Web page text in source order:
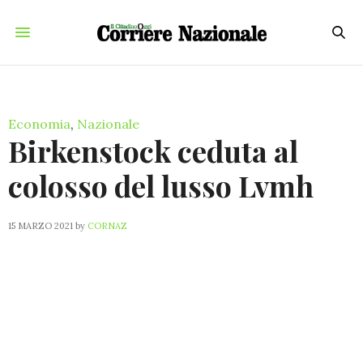
Economia, Nazionale
Birkenstock ceduta al
colosso del lusso Lvmh
15 MARZO 2021 by CORNAZ